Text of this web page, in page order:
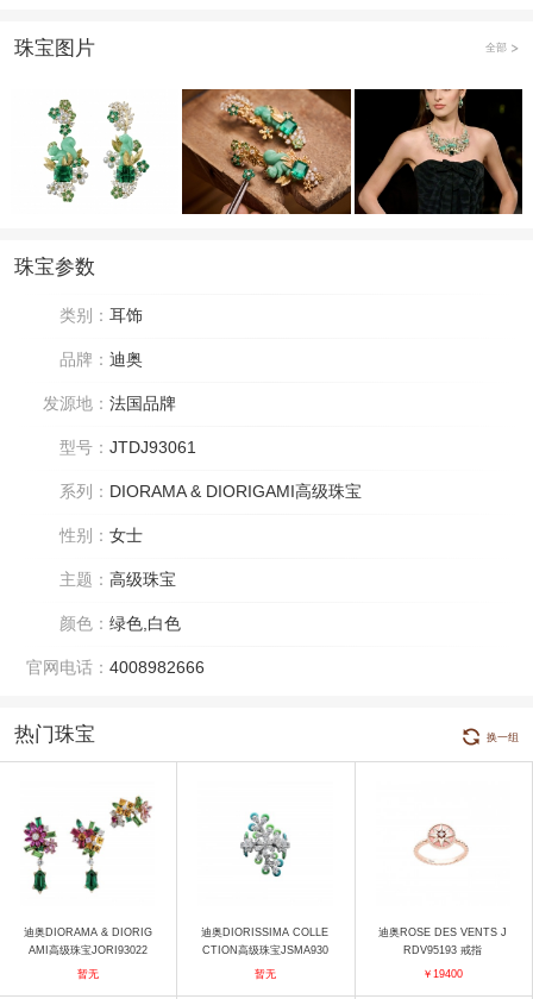
珠宝图片 全部
珠宝参数
类别： 耳饰
品牌： 迪奥
发源地： 法国品牌
型号： JTDJ93061
系列： DIORAMA & DIORIGAMI高级珠宝
性别： 女士
主题： 高级珠宝
颜色： 绿色,白色
官网电话： 4008982666
热门珠宝 换一组
迪奥DIORAMA & DIORIG
AMI高级珠宝JORI93022
耳饰
暂无
迪奥DIORISSIMA COLLE
CTION高级珠宝JSMA930
90 戒指
暂无
迪奥ROSE DES VENTS J
RDV95193 戒指
￥19400